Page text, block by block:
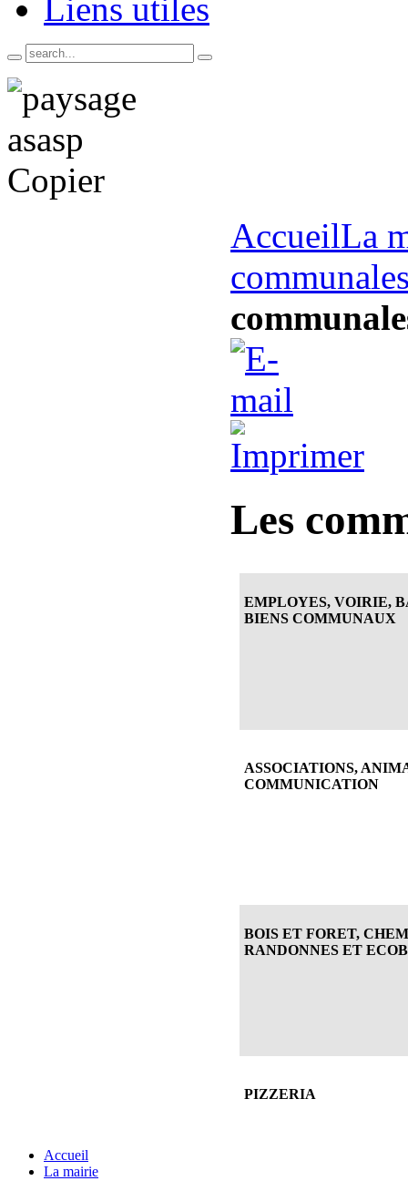
Liens utiles
AccueilLa
Les
EMPLOYES, VOIRIE,
BIENS COMMUNAUX
ASSOCIATIONS,
COMMUNICATION
BOIS ET FORET,
RANDONNES ET
PIZZERIA
Accueil
La mairie